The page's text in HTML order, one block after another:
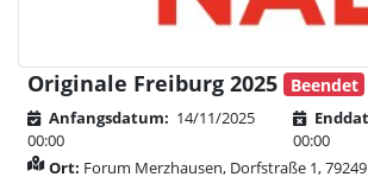
Originale Freiburg 2025 Beendet
Anfangsdatum: 14/11/2025
00:00
00:00
Ort: Forum Merzhausen, Dorfstraße 1,